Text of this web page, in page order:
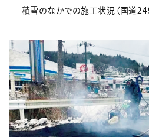
積雪のなかでの施工状況（国道